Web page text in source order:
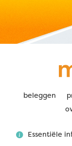
beleggen
Essentiële